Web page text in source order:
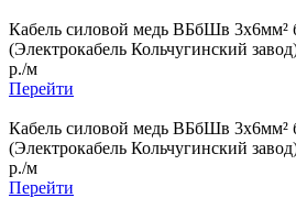
Кабель силовой медь ВБбШв
(Электрокабель Кольчугинский
р./м
Перейти
Кабель силовой медь ВБбШв
(Электрокабель Кольчугинский
р./м
Перейти